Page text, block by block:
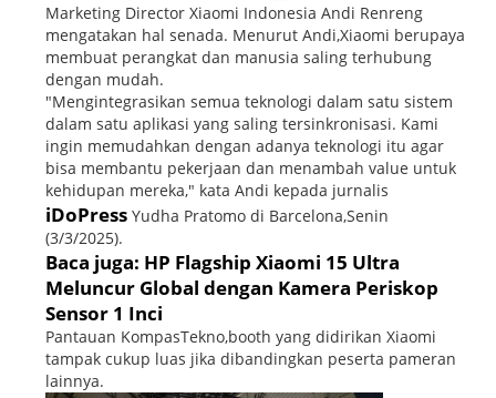
Marketing Director Xiaomi Indonesia Andi Renreng
mengatakan hal senada. Menurut Andi,Xiaomi berupaya
membuat perangkat dan manusia saling terhubung
dengan mudah.
"Mengintegrasikan semua teknologi dalam satu sistem
dalam satu aplikasi yang saling tersinkronisasi. Kami
ingin memudahkan dengan adanya teknologi itu agar
bisa membantu pekerjaan dan menambah value untuk
kehidupan mereka," kata Andi kepada jurnalis
iDoPress Yudha Pratomo di Barcelona,Senin
(3/3/2025).
Baca juga: HP Flagship Xiaomi 15 Ultra
Meluncur Global dengan Kamera Periskop
Sensor 1 Inci
Pantauan KompasTekno,booth yang didirikan Xiaomi
tampak cukup luas jika dibandingkan peserta pameran
lainnya.